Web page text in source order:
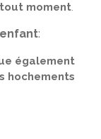
moment.
:
également
hochements